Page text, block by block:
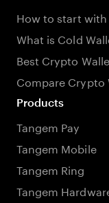
How to start
What is Cold
Best Crypto
Compare Crypto
Products
Tangem Pay
Tangem Mobile
Tangem Ring
Tangem